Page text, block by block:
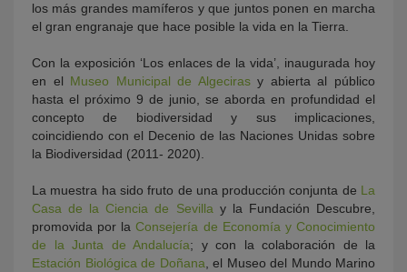
los más grandes mamíferos y que juntos ponen en marcha
el gran engranaje que hace posible la vida en la Tierra.
Con la exposición ‘Los enlaces de la vida’, inaugurada hoy
en el Museo Municipal de Algecirasy abierta al público
hasta el próximo 9 de junio, se aborda en profundidad el
concepto de biodiversidad y sus implicaciones,
coincidiendo con el Decenio de las Naciones Unidas sobre
la Biodiversidad (2011- 2020).
La muestra ha sido fruto de una producción conjunta de La
Casa de la Ciencia de Sevilla y la Fundación Descubre,
promovida por laConsejería de Economía y Conocimiento
de la Junta de Andalucía; y con la colaboración de la
Estación Biológica de Doñana , el Museo del Mundo Marino